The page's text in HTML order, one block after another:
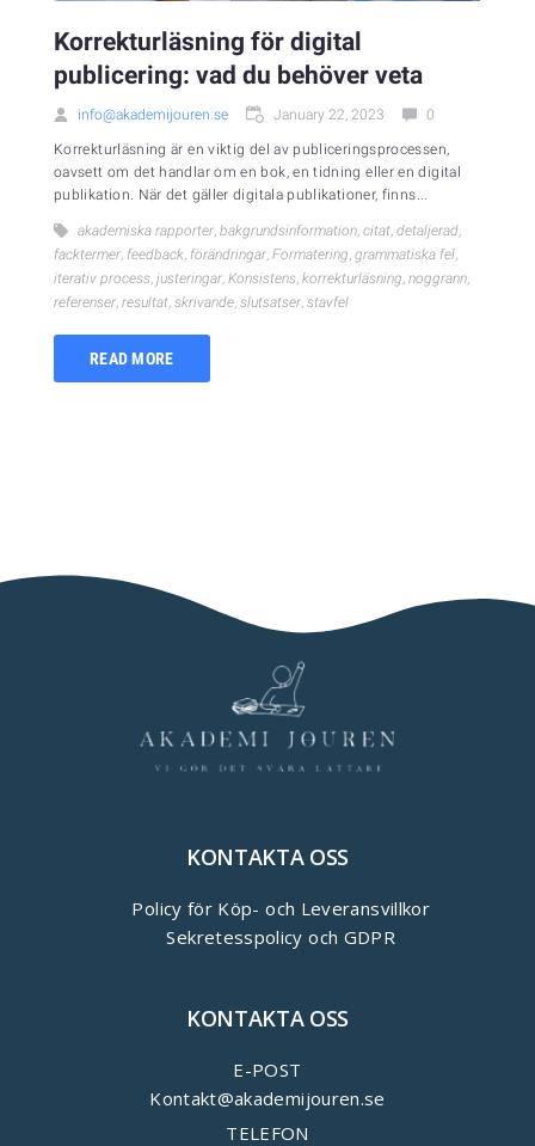
Korrekturläsning för digital
publicering: vad du behöver veta
info@akademijouren.se January 22, 2023 0
Korrekturläsning är en viktig del av publiceringsprocessen,
oavsett om det handlar om en bok, en tidning eller en digital
publikation. När det gäller digitala publikationer, finns...
akademiska rapporter, bakgrundsinformation, citat, detaljerad,
facktermer, feedback, förändringar, Formatering, grammatiska fel,
iterativ process, justeringar, Konsistens, korrekturläsning, noggrann,
referenser, resultat, skrivande, slutsatser, stavfel
READ MORE
KONTAKTA OSS
Policy för Köp- och Leveransvillkor
Sekretesspolicy och GDPR
KONTAKTA OSS
E-POST
Kontakt@akademijouren.se
TELEFON